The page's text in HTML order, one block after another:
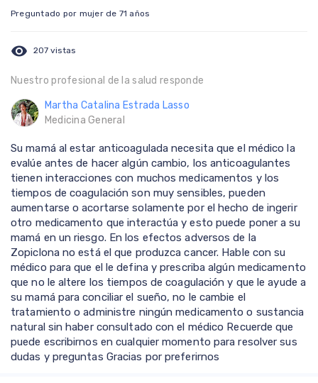
Preguntado por mujer de 71 años
visibility 207 vistas
Nuestro profesional de la salud responde
Martha Catalina Estrada Lasso
Medicina General
Su mamá al estar anticoagulada necesita que el médico la
evalúe antes de hacer algún cambio, los anticoagulantes
tienen interacciones con muchos medicamentos y los
tiempos de coagulación son muy sensibles, pueden
aumentarse o acortarse solamente por el hecho de ingerir
otro medicamento que interactúa y esto puede poner a su
mamá en un riesgo. En los efectos adversos de la
Zopiclona no está el que produzca cancer. Hable con su
médico para que el le defina y prescriba algún medicamento
que no le altere los tiempos de coagulación y que le ayude a
su mamá para conciliar el sueño, no le cambie el
tratamiento o administre ningún medicamento o sustancia
natural sin haber consultado con el médico Recuerde que
puede escribirnos en cualquier momento para resolver sus
dudas y preguntas Gracias por preferirnos